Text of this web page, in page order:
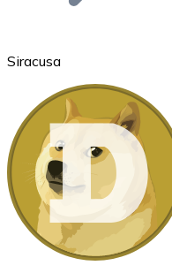
Ethereum
ETH
Siracusa